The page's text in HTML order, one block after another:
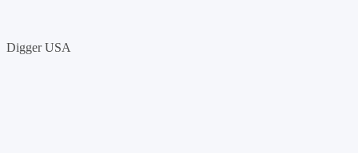
Digger USA